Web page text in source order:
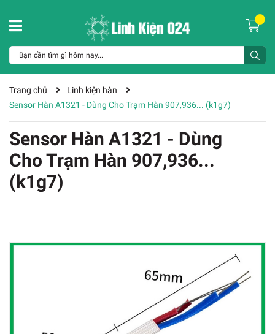
Trang chủ
Linh kiện hàn
Sensor Hàn A1321 - Dùng Cho Trạm Hàn 907,936... (k1g7)
Sensor Hàn A1321 - Dùng
Cho Trạm Hàn 907,936...
(k1g7)